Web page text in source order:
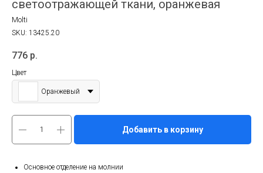
светоотражающей ткани, оранжевая
Molti
SKU: 13425.20
776 р.
Цвет
Оранжевый
Добавить в корзину
Основное отделение на молнии